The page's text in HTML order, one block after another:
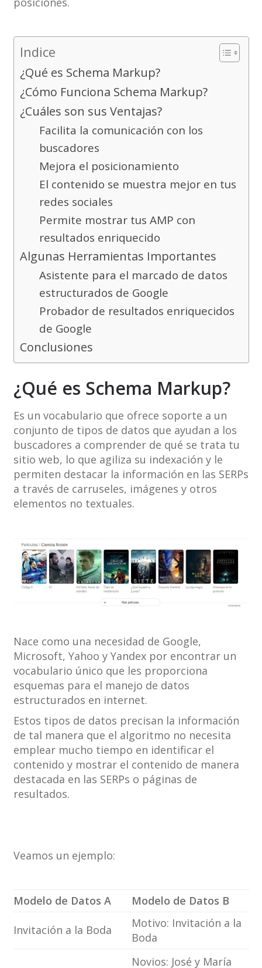
Indice
¿Qué es Schema Markup?
¿Cómo Funciona Schema Markup?
¿Cuáles son sus Ventajas?
Facilita la comunicación con los
buscadores
Mejora el posicionamiento
El contenido se muestra mejor en tus
redes sociales
Permite mostrar tus AMP con
resultados enriquecido
Algunas Herramientas Importantes
Asistente para el marcado de datos
estructurados de Google
Probador de resultados enriquecidos
de Google
Conclusiones
¿Qué es Schema Markup?
Es un vocabulario que ofrece soporte a un
conjunto de tipos de datos que ayudan a los
buscadores a comprender de qué se trata tu
sitio web, lo que agiliza su indexación y le
permiten destacar la información en las SERPs
a través de carruseles, imágenes y otros
elementos no textuales.
Nace como una necesidad de Google,
Microsoft, Yahoo y Yandex por encontrar un
vocabulario único que les proporciona
esquemas para el manejo de datos
estructurados en internet.
Estos tipos de datos precisan la información
de tal manera que el algoritmo no necesita
emplear mucho tiempo en identificar el
contenido y mostrar el contenido de manera
destacada en las SERPs o páginas de
resultados.
Veamos un ejemplo:
Modelo de Datos A Modelo de Datos B
Invitación a la Boda
Motivo: Invitación a la
Boda
Novios: José y María